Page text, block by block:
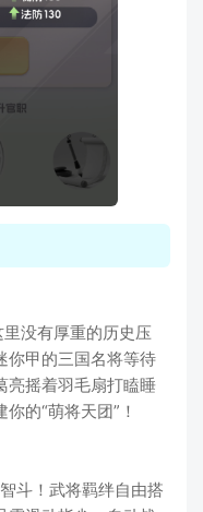
没有厚重的历史压
你甲的三国名将等待
亮摇着羽毛扇打瞌睡
的“萌将天团”！
斗！武将羁绊自由搭